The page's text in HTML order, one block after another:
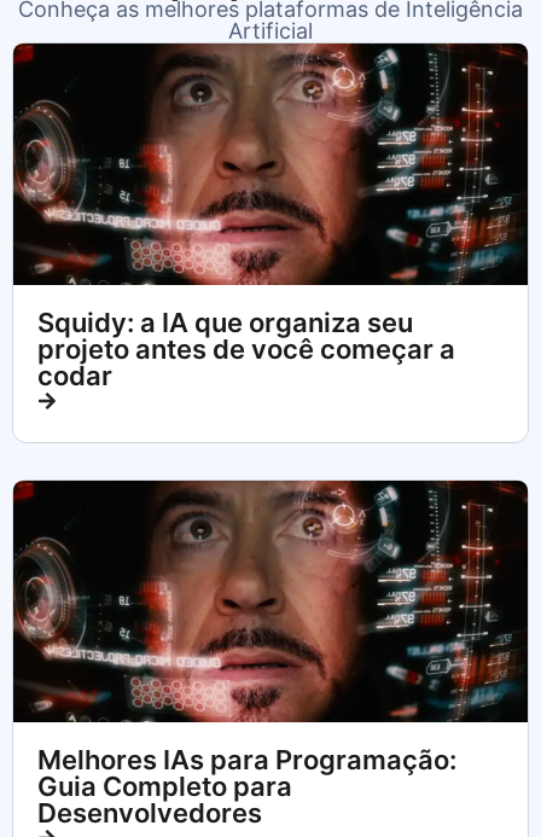
Conheça as melhores plataformas de Inteligência
Artificial
Squidy: a IA que organiza seu
projeto antes de você começar a
codar
Melhores IAs para Programação:
Guia Completo para
Desenvolvedores